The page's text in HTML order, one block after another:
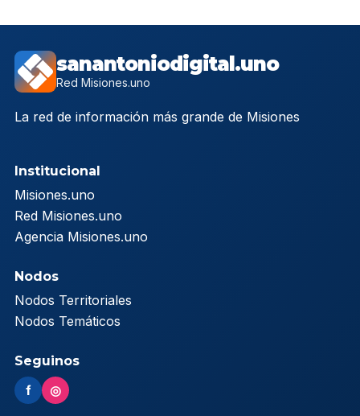
sanantoniodigital.uno
Red Misiones.uno
La red de información más grande de Misiones
Institucional
Misiones.uno
Red Misiones.uno
Agencia Misiones.uno
Nodos
Nodos Territoriales
Nodos Temáticos
Seguinos
f ◎